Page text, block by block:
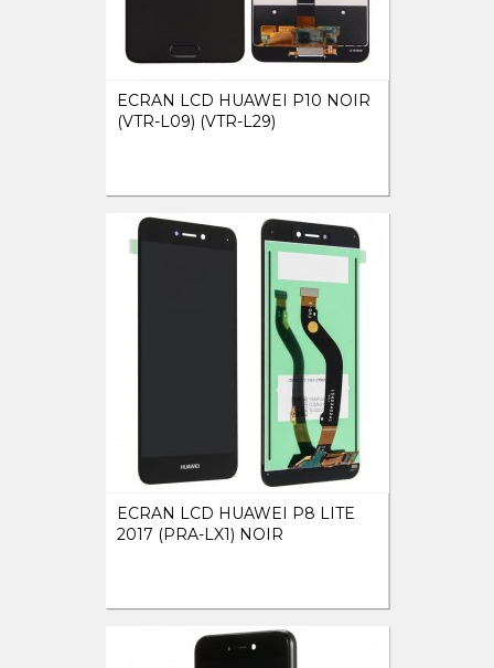
ECRAN LCD HUAWEI P10 NOIR
(VTR-L09) (VTR-L29)
ECRAN LCD HUAWEI P8 LITE
2017 (PRA-LX1) NOIR